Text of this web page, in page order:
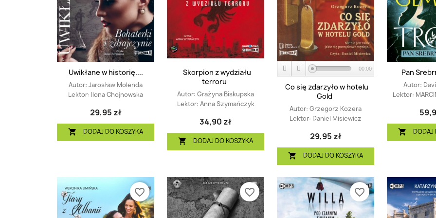
Uwikłane w historię....
Autor: Jarosław Molenda
Lektor: Ilona Chojnowska
29,95 zł
 DODAJ DO KOSZYKA
Skorpion z wydziału
terroru
Autor: Grażyna Biskupska
Lektor: Anna Szymańczyk
34,90 zł
 DODAJ DO KOSZYKA
00:00
Co się zdarzyło w hotelu
Gold
Autor: Grzegorz Kozera
Lektor: Daniel Misiewicz
29,95 zł
 DODAJ DO KOSZYKA
Pan
Autor:
Lektor:
 DODAJ
favorite_border favorite_border favorite_border